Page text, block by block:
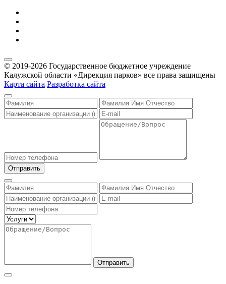
© 2019-2026 Государственное бюджетное учреждение
Калужской области «Дирекция парков» все права защищены
Карта сайта Разработка сайта
Отправить
Отправить